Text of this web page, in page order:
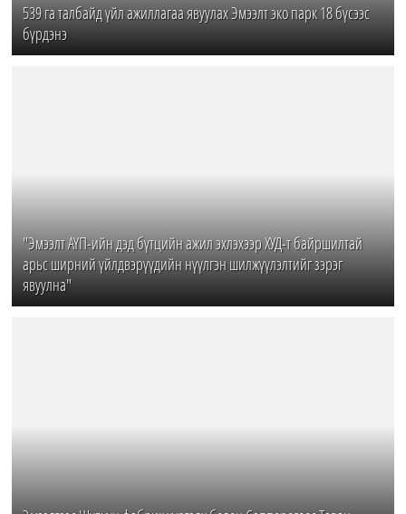
539 га талбайд үйл ажиллагаа явуулах Эмээлт эко парк 18 бүсээс
бүрдэнэ
"Эмээлт АҮП-ийн дэд бүтцийн ажил эхлэхээр ХУД-т байршилтай
арьс ширний үйлдвэрүүдийн нүүлгэн шилжүүлэлтийг зэрэг
явуулна"